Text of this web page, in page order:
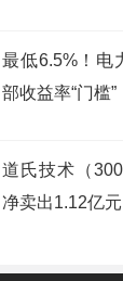
最低6.5%！电
部收益率“门槛”
道氏技术（
净卖出1.12亿元